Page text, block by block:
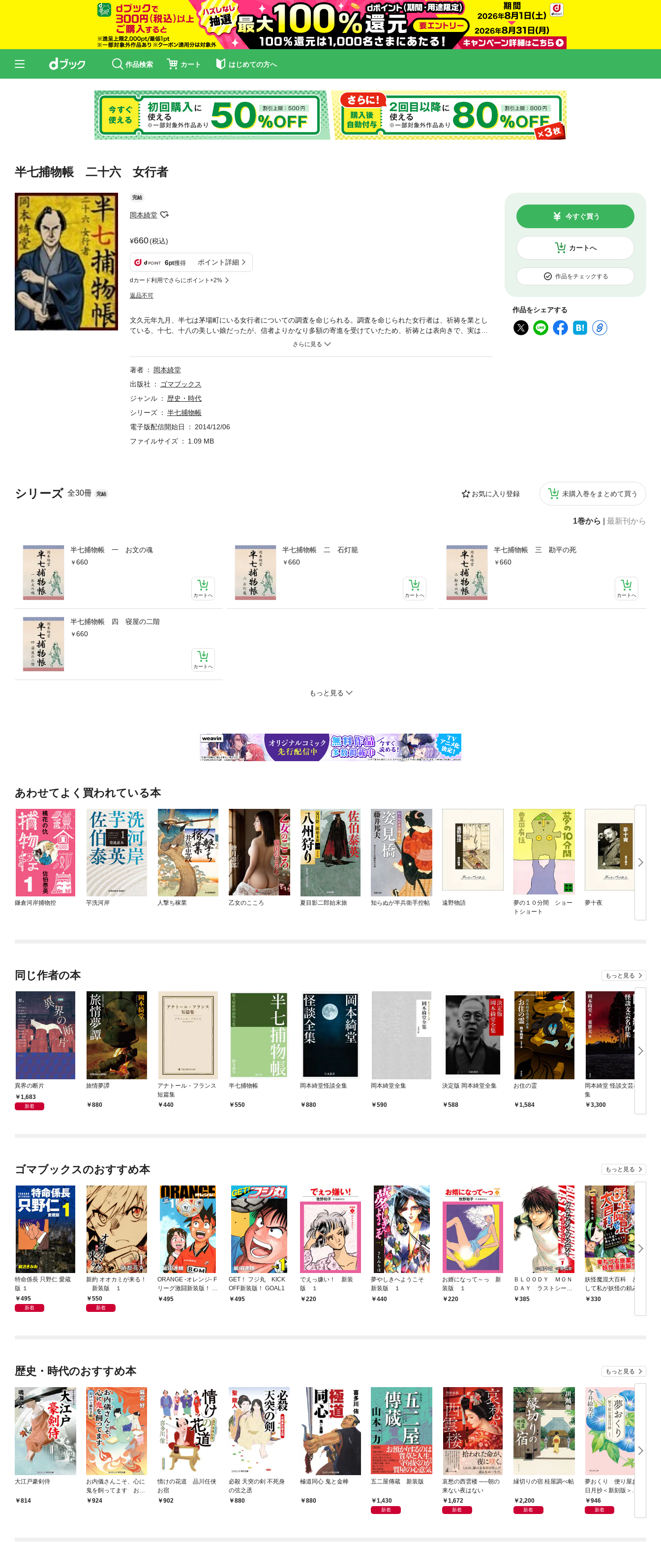
作品検索 カート はじめての方へ
半七捕物帳 二十六 女行者
完結
岡本綺堂
660(税込)
6pt獲得 ポイント詳細
dカード利用でさらにポイント+2%
返品不可
カートへ
今すぐ買う
作品をチェックする
作品をシェアする
シリーズ 全30冊 完結 お気に入り登録 未購入巻をまとめて買う
1巻から 最新刊から
半七捕物帳 一 お文の魂
660
カートへ
半七捕物帳 二 石灯籠
660
カートへ
半七捕物帳 三 勘平の死
660
カートへ
半七捕物帳 四 寝屋の二階
660
カートへ
もっと見る
文久元年九月、半七は茅場町にいる女行者についての調査を命じられる。調査を命じられた女行者は、祈祷を業とし
ている、十七、十八の美しい娘だったが、信者よりかなり多額の寄進を受けていたため、祈祷とは表向きで、実は、
浪士の運動費調達ではないかとの専らの噂であった。その信者のひとり、久次郎が、ここひと月あまりの間に彼女の
著者
岡本綺堂
出版社
ゴマブックス
ジャンル
歴史・時代
シリーズ
半七捕物帳
電子版配信開始日
2014/12/06
ファイルサイズ
1.09 MB
あわせてよく買われている本
鎌倉河岸捕物控 芋洗河岸 人撃ち稼業 乙女のこころ 夏目影二郎始末旅 知らぬが半兵衛手控帖 遠野物語
夢の１０分間 ショー
トショート
夢十夜
同じ作者の本 もっと見る
異界の断片
1,683
新着
旅情夢譚
880
アナトール・フランス
短篇集
440
半七捕物帳
550
岡本綺堂怪談全集
880
岡本綺堂全集
590
決定版 岡本綺堂全集
588
お住の霊
1,584
岡本綺堂 怪談文芸名作
集
3,300
ゴマブックスのおすすめ本 もっと見る
特命係長 只野仁 愛蔵
版 １
495
新着
新約 オオカミが来る！
新装版 １
550
新着
ORANGE -オレンジ- F
リーグ激闘新装版！ 第
１巻495
GET！ フジ丸 KICK
OFF新装版！ GOAL1
495
でえっ嫌い！ 新装
版 １
220
夢やしきへようこそ
新装版 １
440
お婿になって～っ 新
装版 １
220
ＢＬＯＯＤＹ ＭＯＮ
ＤＡＹ ラストシーズ
ン 新装版 １
385
妖怪魔混大百科 どう
して私が妖怪の頼みを
聞かなきゃいけない
330
歴史・時代のおすすめ本 もっと見る
大江戸豪剣侍
814
お内儀さんこそ、心に
鬼を飼ってます おけ
いの戯作手帖
924
情けの花道 品川任侠
お宿
902
必殺 天突の剣 不死身
の弦之丞
880
極道同心 鬼と金棒
880
五二屋傳蔵 新装版
1,430
新着
哀愁の西雲楼 ──朝の
来ない夜はない
1,672
新着
縁切りの宿 桂屋調べ帖
2,200
新着
夢おくり 便り屋お葉
日月抄＜新刻版＞
［1］
946
新着